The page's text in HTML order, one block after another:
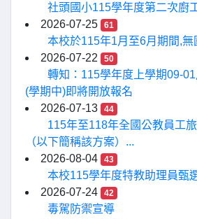
社頭國小115學年度第二次廚
2026-07-25
61
本校於115年1月至6月期間,無
2026-07-22
50
轉知：115學年度上學期09-
(學期中)即將開放報名
2026-07-13
44
115年至118年全國公教員工
（以下簡稱該方案）...
2026-08-04
43
本校115學年度特教助理員甄
2026-07-24
42
毒駕防禦宣導